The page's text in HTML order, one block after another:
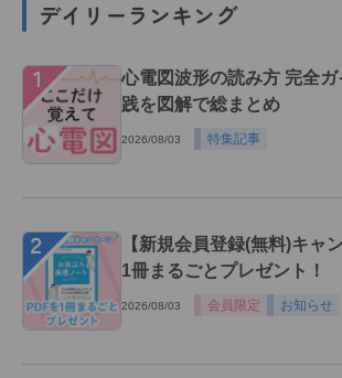
デイリーランキング
１
心電図波形の読み方 完全
践を図解で総まとめ
2026/08/03 特集記事
２
【新規会員登録(無料)キャ
1冊まるごとプレゼント！
2026/08/03 会員限定 お知らせ